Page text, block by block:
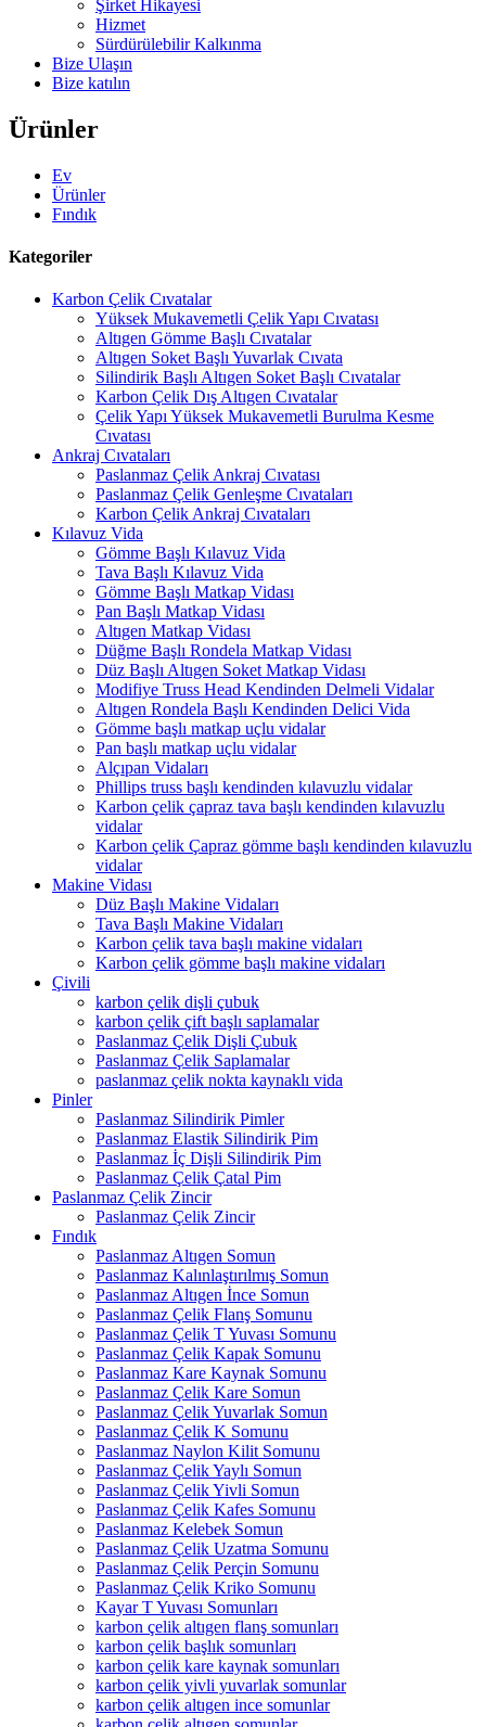
Şirket Hikayesi
Hizmet
Sürdürülebilir Kalkınma
Bize Ulaşın
Bize katılın
Ürünler
Ev
Ürünler
Fındık
Kategoriler
Karbon Çelik Cıvatalar
Yüksek Mukavemetli Çelik Yapı Cıvatası
Altıgen Gömme Başlı Cıvatalar
Altıgen Soket Başlı Yuvarlak Cıvata
Silindirik Başlı Altıgen Soket Başlı Cıvatalar
Karbon Çelik Dış Altıgen Cıvatalar
Çelik Yapı Yüksek Mukavemetli Burulma Kesme
Cıvatası
Ankraj Cıvataları
Paslanmaz Çelik Ankraj Cıvatası
Paslanmaz Çelik Genleşme Cıvataları
Karbon Çelik Ankraj Cıvataları
Kılavuz Vida
Gömme Başlı Kılavuz Vida
Tava Başlı Kılavuz Vida
Gömme Başlı Matkap Vidası
Pan Başlı Matkap Vidası
Altıgen Matkap Vidası
Düğme Başlı Rondela Matkap Vidası
Düz Başlı Altıgen Soket Matkap Vidası
Modifiye Truss Head Kendinden Delmeli Vidalar
Altıgen Rondela Başlı Kendinden Delici Vida
Gömme başlı matkap uçlu vidalar
Pan başlı matkap uçlu vidalar
Alçıpan Vidaları
Phillips truss başlı kendinden kılavuzlu vidalar
Karbon çelik çapraz tava başlı kendinden kılavuzlu
vidalar
Karbon çelik Çapraz gömme başlı kendinden kılavuzlu
vidalar
Makine Vidası
Düz Başlı Makine Vidaları
Tava Başlı Makine Vidaları
Karbon çelik tava başlı makine vidaları
Karbon çelik gömme başlı makine vidaları
Çivili
karbon çelik dişli çubuk
karbon çelik çift başlı saplamalar
Paslanmaz Çelik Dişli Çubuk
Paslanmaz Çelik Saplamalar
paslanmaz çelik nokta kaynaklı vida
Pinler
Paslanmaz Silindirik Pimler
Paslanmaz Elastik Silindirik Pim
Paslanmaz İç Dişli Silindirik Pim
Paslanmaz Çelik Çatal Pim
Paslanmaz Çelik Zincir
Paslanmaz Çelik Zincir
Fındık
Paslanmaz Altıgen Somun
Paslanmaz Kalınlaştırılmış Somun
Paslanmaz Altıgen İnce Somun
Paslanmaz Çelik Flanş Somunu
Paslanmaz Çelik T Yuvası Somunu
Paslanmaz Çelik Kapak Somunu
Paslanmaz Kare Kaynak Somunu
Paslanmaz Çelik Kare Somun
Paslanmaz Çelik Yuvarlak Somun
Paslanmaz Çelik K Somunu
Paslanmaz Naylon Kilit Somunu
Paslanmaz Çelik Yaylı Somun
Paslanmaz Çelik Yivli Somun
Paslanmaz Çelik Kafes Somunu
Paslanmaz Kelebek Somun
Paslanmaz Çelik Uzatma Somunu
Paslanmaz Çelik Perçin Somunu
Paslanmaz Çelik Kriko Somunu
Kayar T Yuvası Somunları
karbon çelik altıgen flanş somunları
karbon çelik başlık somunları
karbon çelik kare kaynak somunları
karbon çelik yivli yuvarlak somunlar
karbon çelik altıgen ince somunlar